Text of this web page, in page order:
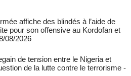
affiche des blindés à l’aide de
pour son offensive au Kordofan et
08/2026
de tension entre le Nigeria et
de la lutte contre le terrorisme -